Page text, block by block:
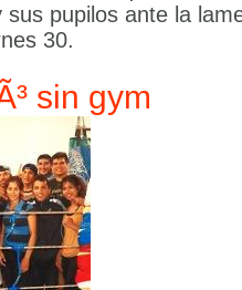
pupilos ante la
30.
sin gym